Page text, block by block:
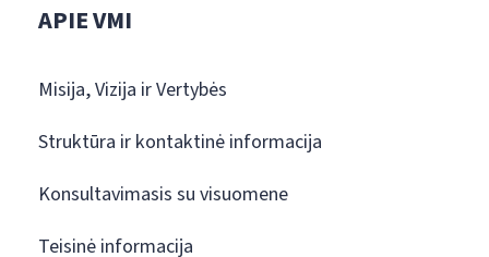
APIE VMI
Misija, Vizija ir Vertybės
Struktūra ir kontaktinė informacija
Konsultavimasis su visuomene
Teisinė informacija